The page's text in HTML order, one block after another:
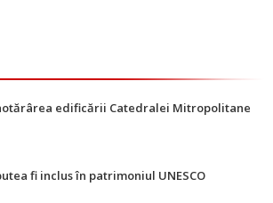
edificării Catedralei Mitropolitane
fi inclus în patrimoniul UNESCO